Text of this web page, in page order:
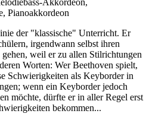
Akkordeon,
Pianoakkordeon
der "klassische" Unterricht. Er
irgendwann selbst ihren
gehen, weil er zu allen Stilrichtungen
Worten: Wer Beethoven spielt,
Schwierigkeiten als Keyborder in
wenn ein Keyborder jedoch
möchte, dürfte er in aller Regel erst
bekommen...